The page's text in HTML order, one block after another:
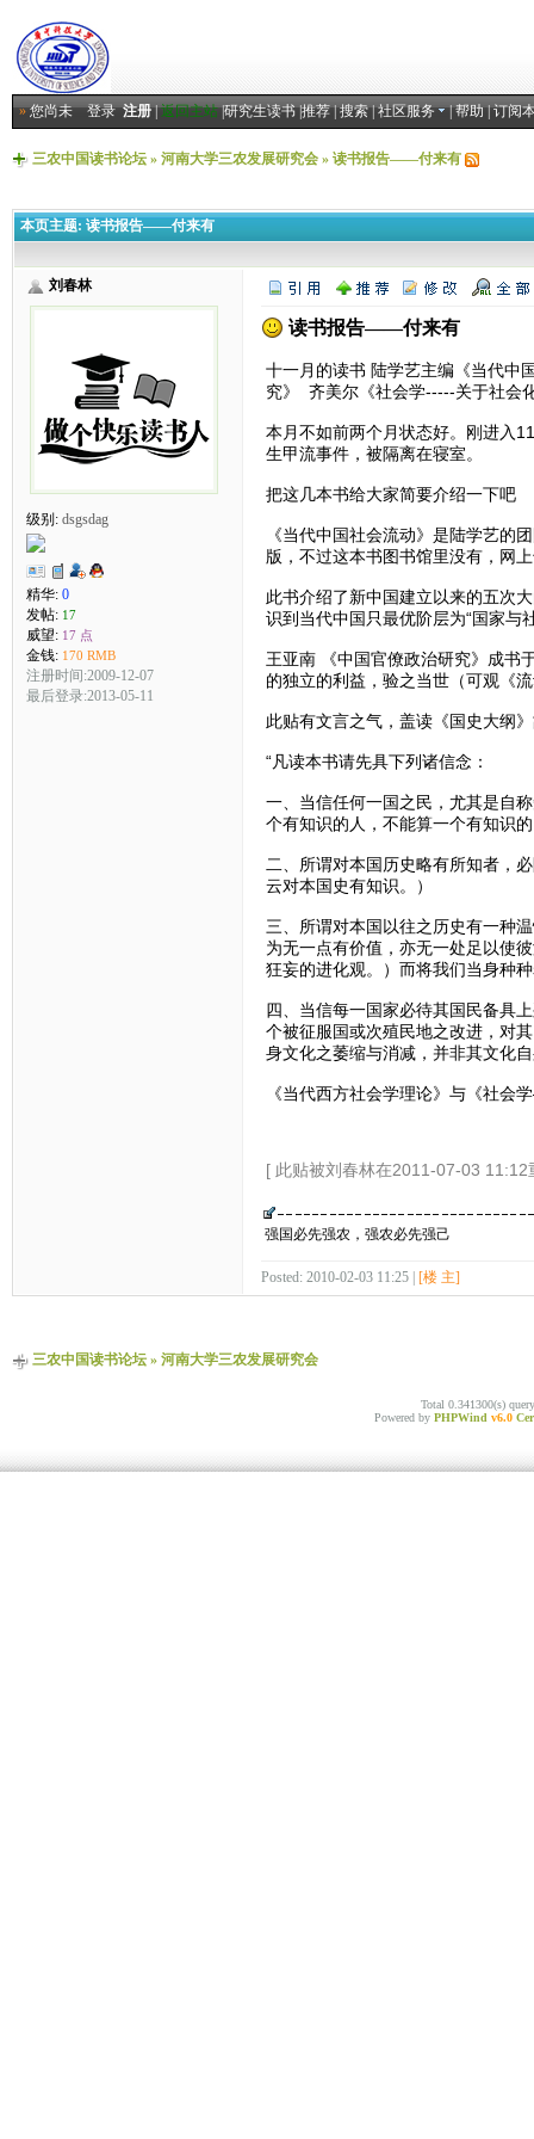
»您尚未登录 注册|返回主站|研究生读书|推荐|搜索|社区服务 |帮助|订阅
三农中国读书论坛» 河南大学三农发展研究会» 读书报告——付来有
本页主题: 读书报告——付来有
刘春林
级别: dsgsdag
精华: 0
发帖: 17
威望: 17 点
金钱: 170 RMB
注册时间:2009-12-07
最后登录:2013-05-11
读书报告——付来有
十一月的读书 陆学艺主编《当代中
究》 齐美尔《社会学-----关于社会
本月不如前两个月状态好。刚进入
生甲流事件，被隔离在寝室。
把这几本书给大家简要介绍一下吧
《当代中国社会流动》是陆学艺的
版，不过这本书图书馆里没有，网
此书介绍了新中国建立以来的五次
识到当代中国只最优阶层为“国家与
王亚南 《中国官僚政治研究》成书
的独立的利益，验之当世（可观《
此贴有文言之气，盖读《国史大纲
“凡读本书请先具下列诸信念：
一、当信任何一国之民，尤其是自
个有知识的人，不能算一个有知识
二、所谓对本国历史略有所知者，
云对本国史有知识。）
三、所谓对本国以往之历史有一种
为无一点有价值，亦无一处足以使
狂妄的进化观。）而将我们当身种
四、当信每一国家必待其国民备具
个被征服国或次殖民地之改进，对
身文化之萎缩与消减，并非其文化
《当代西方社会学理论》与《社
[ 此贴被刘春林在2011-07-03 11:12
强国必先强农，强农必先强己
Posted: 2010-02-03 11:25 | [楼 主]
三农中国读书论坛» 河南大学三农发展研究会
Total 0.341300(s)
Powered by PHPWind v6.0